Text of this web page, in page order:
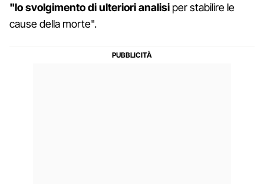
"lo svolgimento di ulteriori analisi per stabilire le
cause della morte".